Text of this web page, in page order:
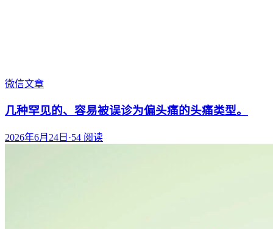
微信文章
几种罕见的、容易被误诊为偏头痛的头痛类型。
2026年6月24日 ·54 阅读